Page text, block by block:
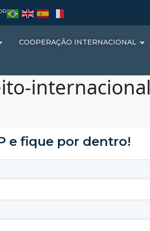
COOPERAÇÃO INTERNACIONAL
internacional
e fique por dentro!